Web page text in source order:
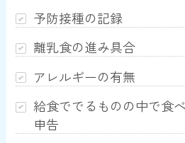
予防接種の記録
離乳食の進み具合
アレルギーの有無
給食ででるものの中で食
申告